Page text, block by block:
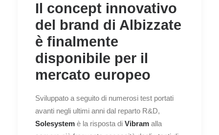
Il concept innovativo
del brand di Albizzate
è finalmente
disponibile per il
mercato europeo
Sviluppato a seguito di numerosi test portati
avanti negli ultimi anni dal reparto R&D,
Solesystem è la risposta di Vibram alla